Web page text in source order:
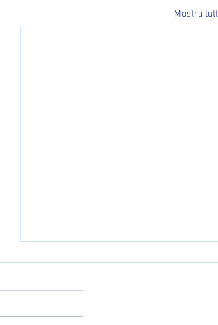
Mostra